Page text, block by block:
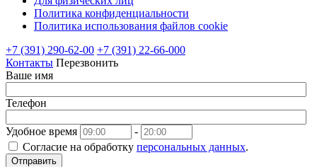
Политика конфиденциальности
Политика использования файлов cookie
+7 (391) 290-62-00 +7 (391) 22-66-000
Контакты Перезвонить
Ваше имя
Телефон
Удобное время
-
Согласие на обработку персональных данных.
Отправить